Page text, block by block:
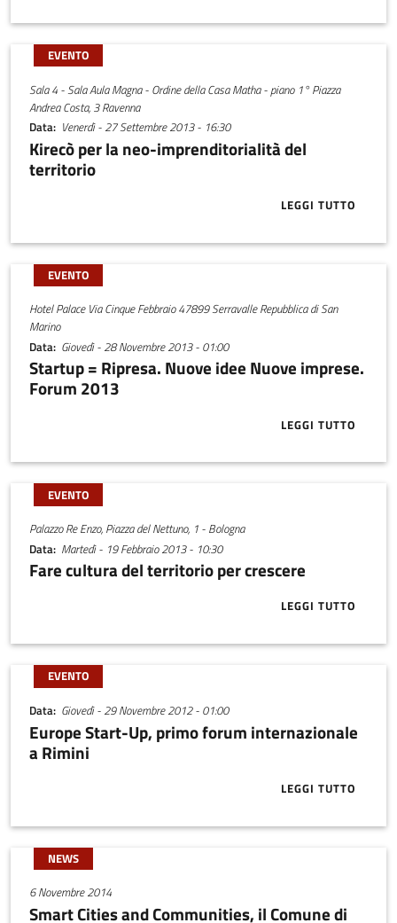
EVENTO
Sala 4 - Sala Aula Magna - Ordine della Casa Matha - piano 1° Piazza
Andrea Costa, 3 Ravenna
Data Venerdì - 27 Settembre 2013 - 16:30
Kirecò per la neo-imprenditorialità del
territorio
LEGGI TUTTO
ABOUT
EVENTO
Hotel Palace Via Cinque Febbraio 47899 Serravalle Repubblica di San
Marino
Data Giovedì - 28 Novembre 2013 - 01:00
Startup = Ripresa. Nuove idee Nuove imprese.
Forum 2013
LEGGI TUTTO
ABOUT
EVENTO
Palazzo Re Enzo, Piazza del Nettuno, 1 - Bologna
Data Martedì - 19 Febbraio 2013 - 10:30
Fare cultura del territorio per crescere
LEGGI TUTTOABOUT FARE
EVENTO
Data Giovedì - 29 Novembre 2012 - 01:00
Europe Start-Up, primo forum internazionale
a Rimini
LEGGI TUTTO
ABOUT
NEWS
6 Novembre 2014
Smart Cities and Communities, il Comune di